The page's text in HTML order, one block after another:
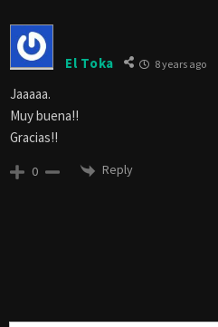
El Toka 8 years ago
Jaaaaa.
Muy buena!!
Gracias!!
0 Reply